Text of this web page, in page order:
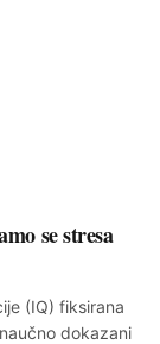
se stresa
(IQ) fiksirana
dokazani